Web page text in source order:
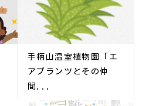
手柄山温室植物園「エ
アプランツとその仲
間...